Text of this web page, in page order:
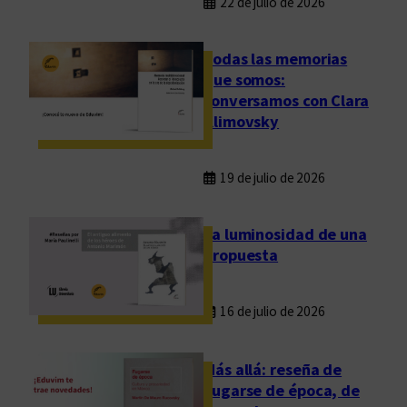
Todas las memorias
que somos:
conversamos con Clara
Klimovsky
19 de julio de 2026
La luminosidad de una
propuesta
16 de julio de 2026
Más allá: reseña de
Fugarse de época, de